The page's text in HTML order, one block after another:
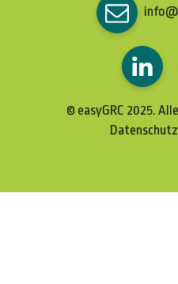
© easyGRC 2025.
Datenschutz